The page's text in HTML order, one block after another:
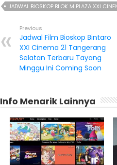
JADWAL BIOSKOP BLOK M PLAZA XXI
Previous
Jadwal Film Bioskop Bintaro
XXI Cinema 21 Tangerang
Selatan Terbaru Tayang
Minggu Ini Coming Soon
Info Menarik Lainnya